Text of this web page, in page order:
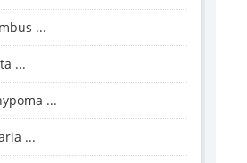
...
...
...
...